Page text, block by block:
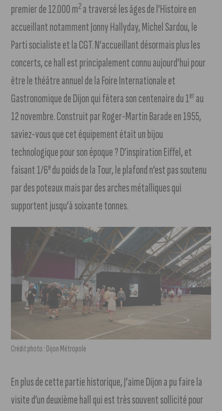
premier de 12.000 m2a traversé les âges de l’Histoire en
accueillant notamment Jonny Hallyday, Michel Sardou, le
Parti socialiste et la CGT. N’accueillant désormais plus les
concerts, ce hall est principalement connu aujourd’hui pour
être le théâtre annuel de la Foire Internationale et
Gastronomique de Dijon qui fêtera son centenaire du 1erau
12 novembre. Construit par Roger-Martin Barade en 1955,
saviez-vous que cet équipement était un bijou
technologique pour son époque ? D’inspiration Eiffel, et
faisant 1/6edu poids de la Tour, le plafond n’est pas soutenu
par des poteaux mais par des arches métalliques qui
supportent jusqu’à soixante tonnes.
Crédit photo : Dijon Métropole
En plus de cette partie historique, J’aime Dijon a pu faire la
visite d’un deuxième hall qui est très souvent sollicité pour